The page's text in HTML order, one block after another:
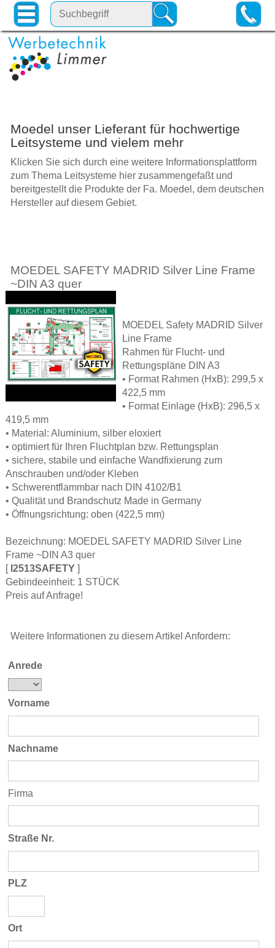
Moedel unser Lieferant für hochwertige
Leitsysteme und vielem mehr
Klicken Sie sich durch eine weitere Informationsplattform
zum Thema Leitsysteme hier zusammengefaßt und
bereitgestellt die Produkte der Fa. Moedel, dem deutschen
Hersteller auf diesem Gebiet.
MOEDEL SAFETY MADRID Silver Line Frame
~DIN A3 quer
MOEDEL Safety MADRID Silver
Line Frame
Rahmen für Flucht- und
Rettungspläne DIN A3
• Format Rahmen (HxB): 299,5 x
422,5 mm
• Format Einlage (HxB): 296,5 x
419,5 mm
• Material: Aluminium, silber eloxiert
• optimiert für Ihren Fluchtplan bzw. Rettungsplan
• sichere, stabile und einfache Wandfixierung zum
Anschrauben und/oder Kleben
• Schwerentflammbar nach DIN 4102/B1
• Qualität und Brandschutz Made in Germany
• Öffnungsrichtung: oben (422,5 mm)
Bezeichnung: MOEDEL SAFETY MADRID Silver Line
Frame ~DIN A3 quer
[ I2513SAFETY ]
Gebindeeinheit: 1 STÜCK
Preis auf Anfrage!
Weitere Informationen zu diesem Artikel Anfordern:
Anrede
Vorname
Nachname
Firma
Straße Nr.
PLZ
Ort